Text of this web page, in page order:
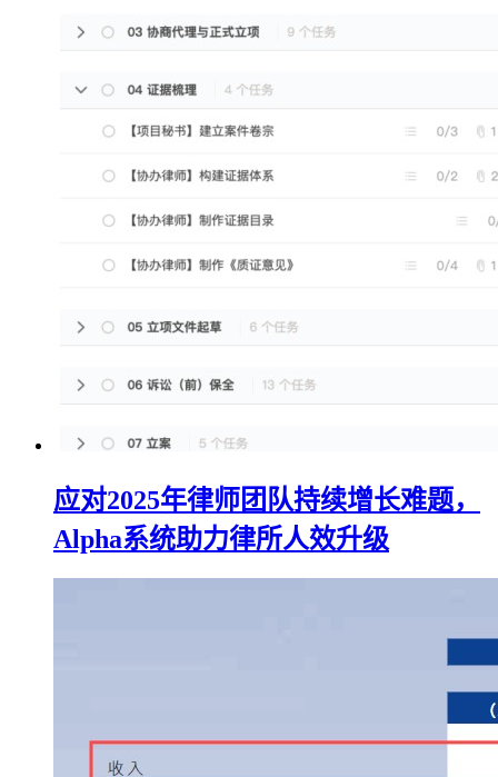
应对2025年律师团队持续增长难题，
Alpha系统助力律所人效升级